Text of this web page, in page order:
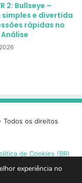
2: Bullseye –
e divertida
rápidas no
Análise
Todos os direitos
de Cookies (BR)
experiência no